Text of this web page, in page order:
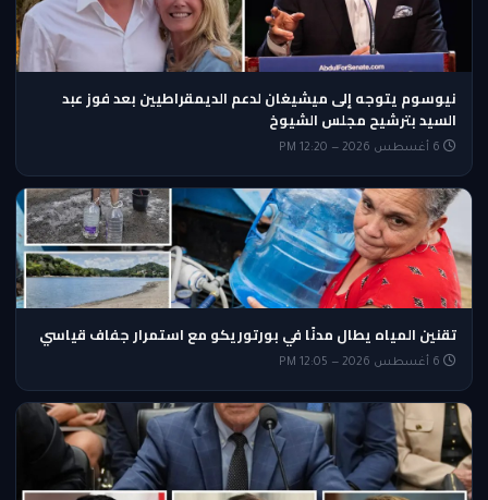
نيوسوم يتوجه إلى ميشيغان لدعم الديمقراطيين بعد فوز عبد
السيد بترشيح مجلس الشيوخ
تقنين المياه يطال مدنًا في بورتوريكو مع استمرار جفاف قياسي